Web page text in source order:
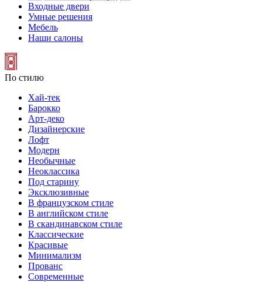
Входные двери
Умные решения
Мебель
Наши салоны
По стилю
Хай-тек
Барокко
Арт-деко
Дизайнерские
Лофт
Модерн
Необычные
Неоклассика
Под старину
Эксклюзивные
В французском стиле
В английском стиле
В скандинавском стиле
Классические
Красивые
Минимализм
Прованс
Современные